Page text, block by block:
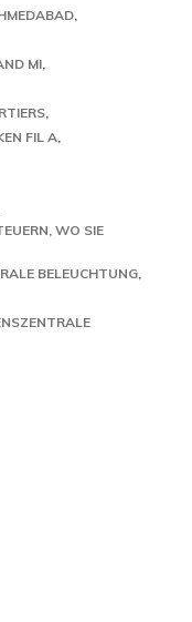
MI
FIL A
WO SIE
BELEUCHTUNG